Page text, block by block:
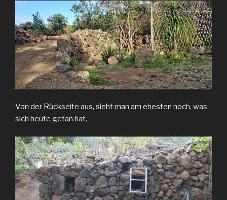
Von der Rückseite aus, sieht man am ehesten noch, was
sich heute getan hat.